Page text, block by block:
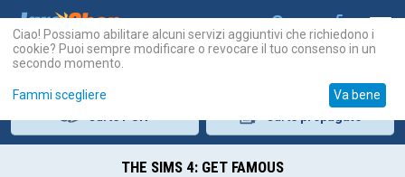
THE SIMS 4: GET FAMOUS
Ciao! Possiamo abilitare alcuni servizi aggiuntivi che richiedono i
cookie? Puoi sempre modificare o revocare il tuo consenso in un
secondo momento.
Fammi scegliere Va bene